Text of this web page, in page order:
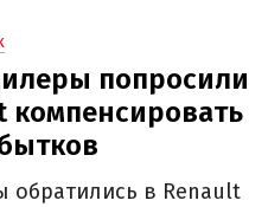
попросили
обратились в Renault